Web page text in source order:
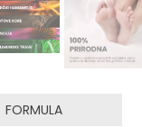
FORMULA